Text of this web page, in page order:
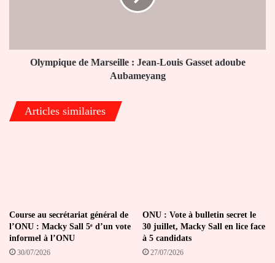
Aubameyang
Olympique de Marseille : Jean-Louis Gasset adoube
Aubameyang
Articles similaires
Course au secrétariat général de
l’ONU : Macky Sall 5ᵉ d’un vote
informel à l’ONU
30/07/2026
ONU : Vote à bulletin secret le
30 juillet, Macky Sall en lice face
à 5 candidats
27/07/2026